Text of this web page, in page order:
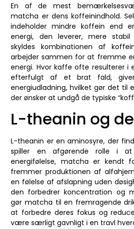
En af de mest
matcha er dens koffeinindhold.
indeholder mindre koffein end
energi, den leverer, mere
skyldes kombinationen af
arbejder sammen for at fremme
energi. Hvor kaffe ofte resulterer i
efterfulgt af et brat fald,
energiudladning, hvilket gør det til
der ønsker at undgå de typiske
L-theanin og
L-theanin er en aminosyre, der
spiller en afgørende rolle i at
energifølelse, matcha er kendt
fremmer produktionen af
en følelse af afslapning uden
den forbedrer koncentration og
gør matcha til en fremragende
at forbedre deres fokus og
være særligt gavnligt i en travl